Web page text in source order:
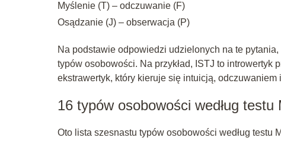
Myślenie (T) – odczuwanie (F)
Osądzanie (J) – obserwacja (P)
Na podstawie odpowiedzi udzielonych na te
typów osobowości. Na przykład, ISTJ to
ekstrawertyk, który kieruje się intuicją, odczuwaniem
16 typów osobowości według testu
Oto lista szesnastu typów osobowości według testu